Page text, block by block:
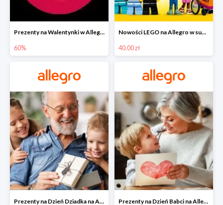
Prezenty na Walentynki w Allegro do -60%
60%
Nowości LEGO na Allegro w super cenach od 40 zł
40.00 zł
Prezenty na Dzień Dziadka na Allegro do -50% Prezenty na Dzień Babci na Allegro do -50%